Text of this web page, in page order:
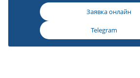
Заявка онлайн
Telegram